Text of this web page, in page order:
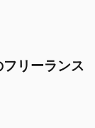
フリーランス